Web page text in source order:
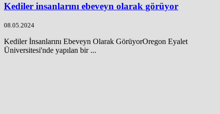
Kediler insanlarını ebeveyn olarak görüyor
08.05.2024
Kediler İnsanlarını Ebeveyn Olarak GörüyorOregon Eyalet
Üniversitesi'nde yapılan bir ...